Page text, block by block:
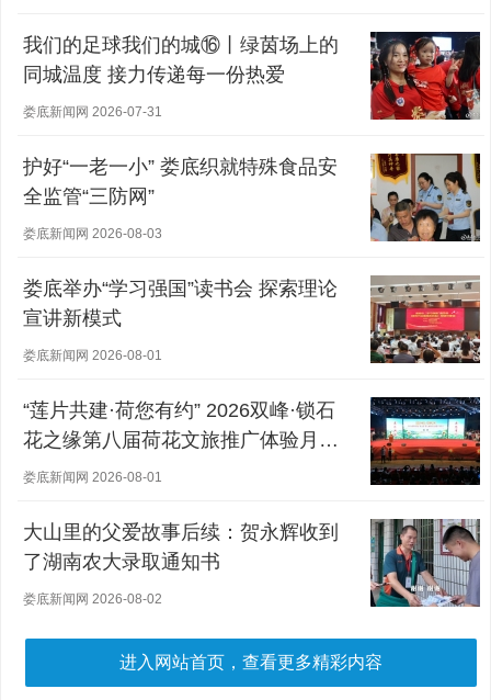
我们的足球我们的城⑯丨绿茵场上的
同城温度 接力传递每一份热爱
娄底新闻网 2026-07-31
护好“一老一小” 娄底织就特殊食品安
全监管“三防网”
娄底新闻网 2026-08-03
娄底举办“学习强国”读书会 探索理论
宣讲新模式
娄底新闻网 2026-08-01
“莲片共建·荷您有约” 2026双峰·锁石
花之缘第八届荷花文旅推广体验月盛
大开幕
娄底新闻网 2026-08-01
大山里的父爱故事后续：贺永辉收到
了湖南农大录取通知书
娄底新闻网 2026-08-02
进入网站首页，查看更多精彩内容